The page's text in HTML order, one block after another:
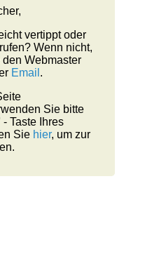
vertippt oder
Wenn nicht,
Webmaster
Email .
Sie bitte
Taste Ihres
Sie hier, um zur